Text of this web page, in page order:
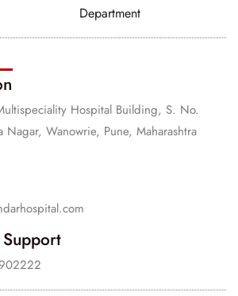
Department
Hospital Building, S. No.
Nagar, Wanowrie, Pune, Maharashtra